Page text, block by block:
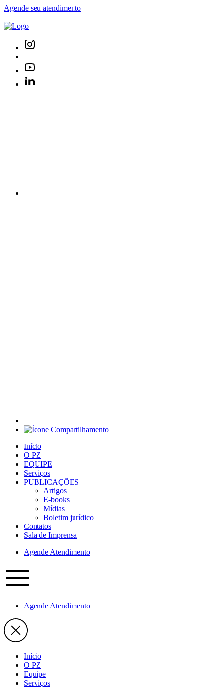
Agende seu atendimento
Início
O PZ
EQUIPE
Serviços
PUBLICAÇÕES
Artigos
E-books
Mídias
Boletim jurídico
Contatos
Sala de Imprensa
Agende Atendimento
Agende Atendimento
Início
O PZ
Equipe
Serviços